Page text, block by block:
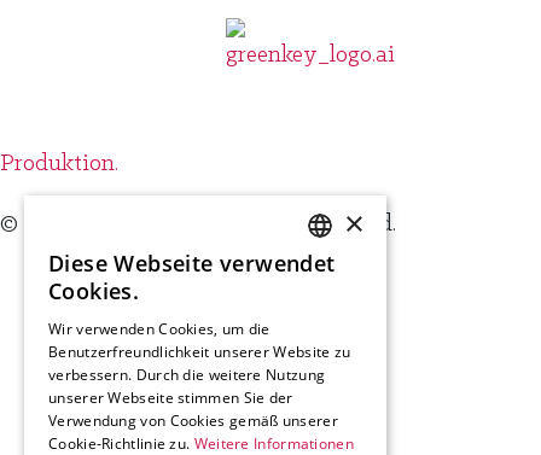
Produktion.
© 2024 Visit Kranj, All Rights Reserved.
SLOVENIAN
GERMAN
×
Diese Webseite verwendet
Cookies.
Wir verwenden Cookies, um die
Benutzerfreundlichkeit unserer Website zu
verbessern. Durch die weitere Nutzung
unserer Webseite stimmen Sie der
Verwendung von Cookies gemäß unserer
Cookie-Richtlinie zu. Weitere Informationen